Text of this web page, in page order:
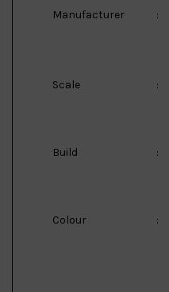
Manufacturer :
Scale :
Build :
Colour :